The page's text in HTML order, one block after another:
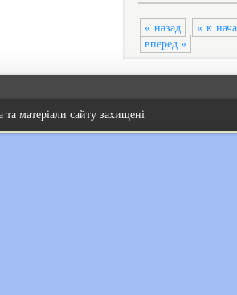
« назад
« к
вперед »
матеріали сайту захищені